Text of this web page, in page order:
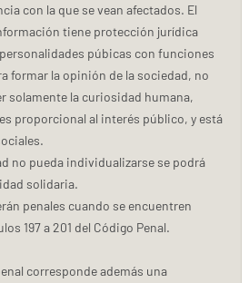
con la que se vean afectados. El
tiene protección jurídica
púbicas con funciones
formar la opinión de la sociedad, no
solamente la curiosidad humana,
proporcional al interés público, y está
no pueda individualizarse se podrá
solidaria.
penales cuando se encuentren
197 a 201 del Código Penal.
corresponde además una